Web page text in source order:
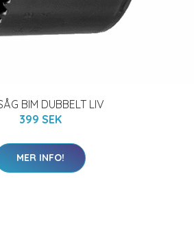
BIM DUBBELT LIV
399 SEK
MER INFO!